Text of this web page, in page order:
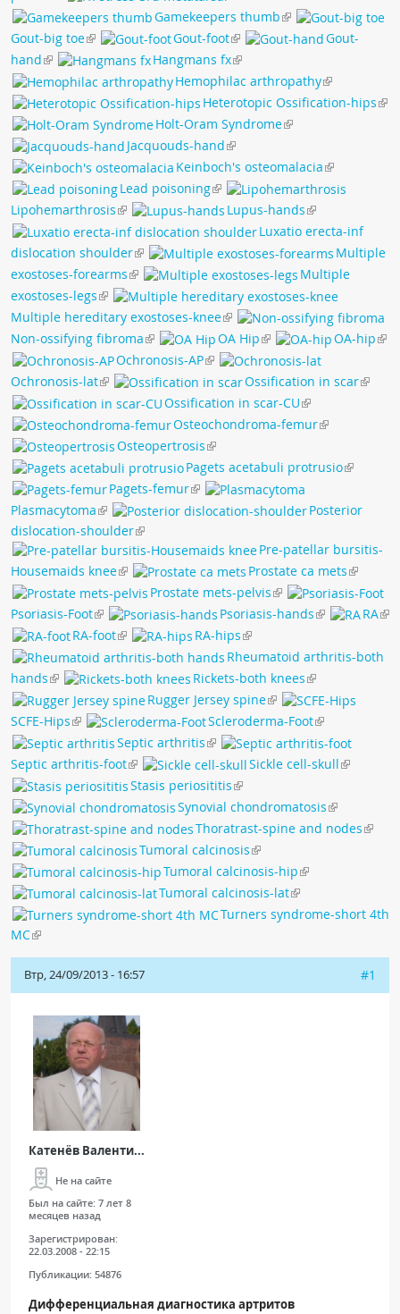
Gamekeepers thumb
Gout-big toe
Gout-foot
Gout-
hand
Hangmans fx
Hemophilac arthropathy
Heterotopic Ossification-hips
Holt-Oram Syndrome
Jacquouds-hand
Keinboch's osteomalacia
Lead poisoning
Lipohemarthrosis
Lupus-hands
Luxatio erecta-inf
dislocation shoulder
Multiple
exostoses-forearms
Multiple
exostoses-legs
Multiple hereditary exostoses-knee
Non-ossifying fibroma
OA Hip
OA-hip
Ochronosis-AP
Ochronosis-lat
Ossification in scar
Ossification in scar-CU
Osteochondroma-femur
Osteopertrosis
Pagets acetabuli protrusio
Pagets-femur
Plasmacytoma
Posterior
dislocation-shoulder
Pre-patellar bursitis-
Housemaids knee
Prostate ca mets
Prostate mets-pelvis
Psoriasis-Foot
Psoriasis-hands
RA
RA-foot
RA-hips
Rheumatoid arthritis-both
hands
Rickets-both knees
Rugger Jersey spine
SCFE-Hips
Scleroderma-Foot
Septic arthritis
Septic arthritis-foot
Sickle cell-skull
Stasis periosititis
Synovial chondromatosis
Thoratrast-spine and nodes
Tumoral calcinosis
Tumoral calcinosis-hip
Tumoral calcinosis-lat
Turners syndrome-short 4th
MC
Втр, 24/09/2013 - 16:57 #1
Катенёв Валенти...
Не на сайте
Был на сайте: 7 лет 8
месяцев назад
Зарегистрирован:
22.03.2008 - 22:15
Публикации: 54876
Дифференциальная диагностика артритов